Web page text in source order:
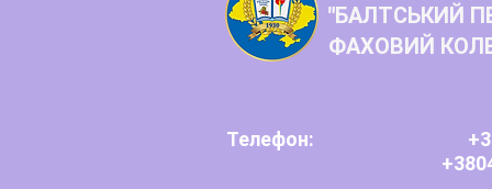
"БАЛТСЬКИЙ
ФАХОВИЙ
Телефон: